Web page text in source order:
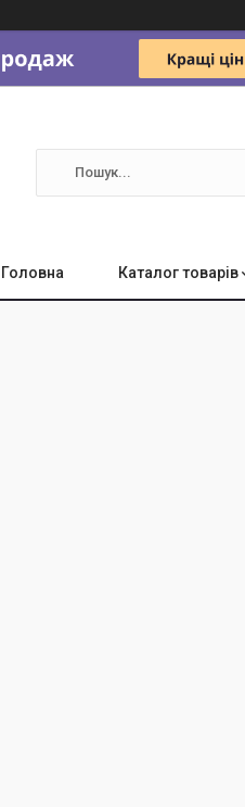
Головна Каталог товарів